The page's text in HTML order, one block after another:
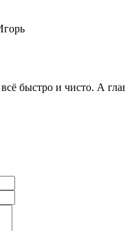
быстро и чисто. А